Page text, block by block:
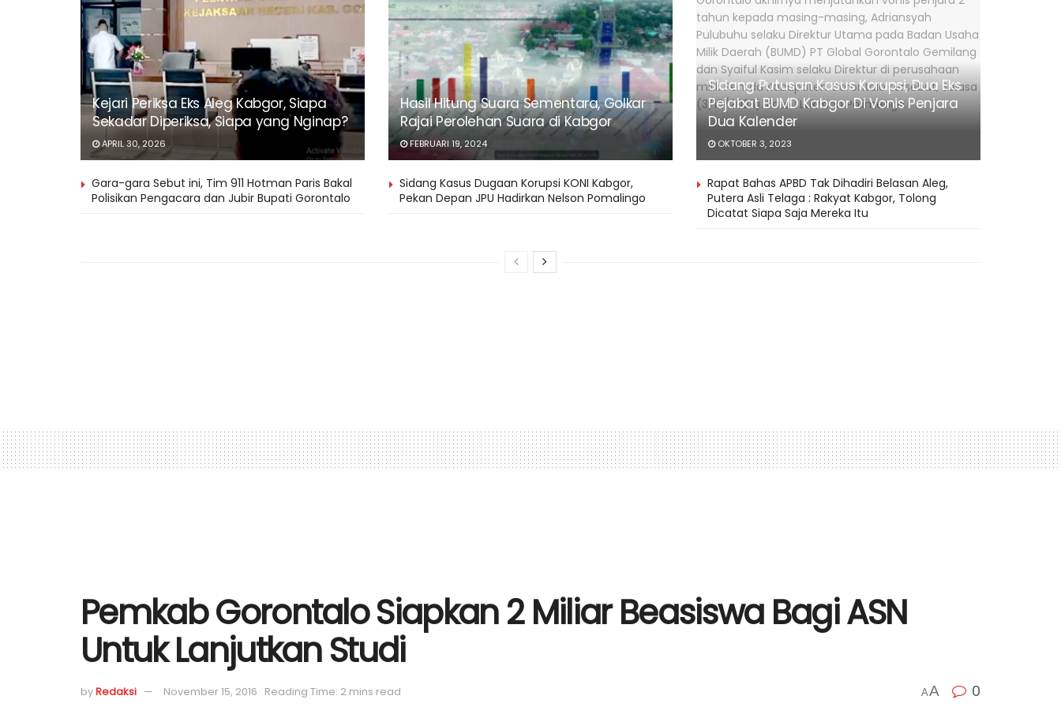
Kejari Periksa Eks Aleg Kabgor, Siapa
Sekadar Diperiksa, Siapa yang Nginap?
APRIL 30, 2026
Hasil Hitung Suara Sementara, Golkar
Rajai Perolehan Suara di Kabgor
FEBRUARI 19, 2024
Sidang Putusan Kasus Korupsi, Dua Eks
Pejabat BUMD Kabgor Di Vonis Penjara
Dua Kalender
OKTOBER 3, 2023
Gara-gara Sebut ini, Tim 911 Hotman Paris Bakal
Polisikan Pengacara dan Jubir Bupati Gorontalo
Sidang Kasus Dugaan Korupsi KONI Kabgor,
Pekan Depan JPU Hadirkan Nelson Pomalingo
Rapat Bahas APBD Tak Dihadiri Belasan Aleg,
Putera Asli Telaga : Rakyat Kabgor, Tolong
Dicatat Siapa Saja Mereka Itu
Pemkab Gorontalo Siapkan 2 Miliar Beasiswa Bagi ASN
Untuk Lanjutkan Studi
byRedaksi November 15, 2016 Reading Time: 2 mins read AA 0